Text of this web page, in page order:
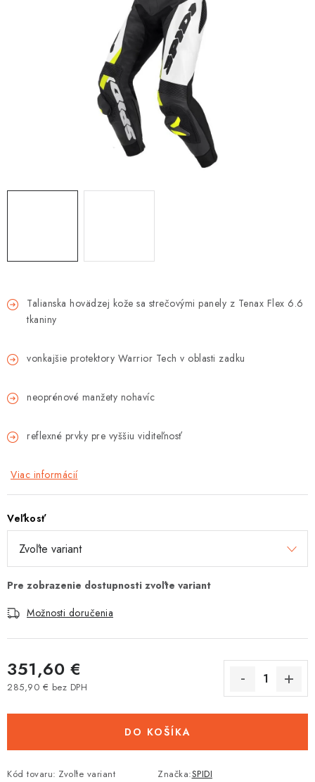
NÁPLNE A KVAPALINY
NÁHRADNÉ DIELY
Ochrana osobných údajov
Talianska hovädzej kože sa strečovými panely z Tenax Flex 6.6
tkaniny
vonkajšie protektory Warrior Tech v oblasti zadku
neoprénové manžety nohavíc
reflexné prvky pre vyššiu viditeľnosť
Viac informácií
Veľkosť
Možnosti doručenia
351,60 €
285,90 € bez DPH
DO KOŠÍKA
Kód tovaru: Zvoľte variant Značka:SPIDI